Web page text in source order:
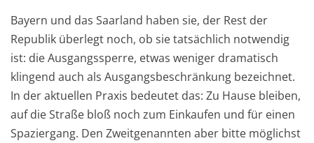
Bayern und das Saarland haben sie, der Rest der
Republik überlegt noch, ob sie tatsächlich notwendig
ist: die Ausgangssperre, etwas weniger dramatisch
klingend auch als Ausgangsbeschränkung bezeichnet.
In der aktuellen Praxis bedeutet das: Zu Hause bleiben,
auf die Straße bloß noch zum Einkaufen und für einen
Spaziergang. Den Zweitgenannten aber bitte möglichst